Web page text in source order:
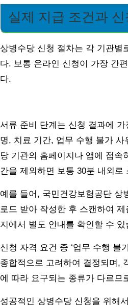
실제 지급 조건과 신
상병수당 신청 절차는 각 기관별
다. 보통 온라인 신청이 가장 간
다.
서류 준비 단계는 신청 결과에
명, 치료 기간, 업무 수행 불가
당 기관의 홈페이지나 앱에 접속
간을 제외하면 보통 30분 내외로
예를 들어, 국민건강보험공단 상
로드 받아 작성한 후 스캔하여
지에서 별도 안내를 확인할 수 있
신청 자격 요건 중 ‘업무 수행 불
종합적으로 고려하여 결정되며,
에 따라 요구되는 종류가 다르므
성공적인 상병수당 신청을 위해